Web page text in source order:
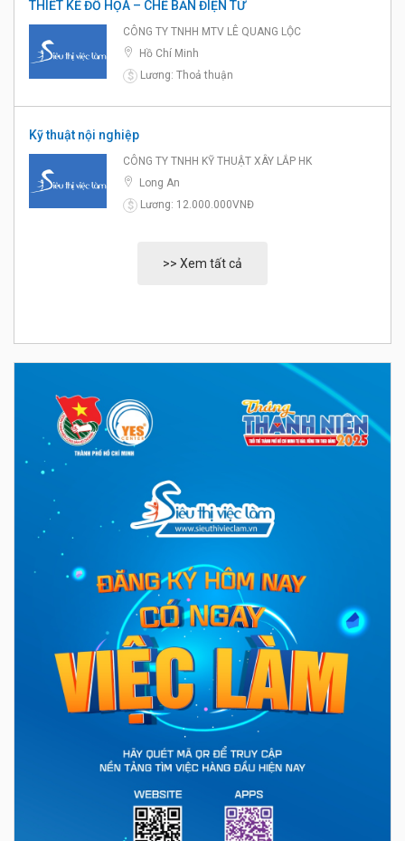
THIẾT KẾ ĐỒ HỌA – CHẾ BẢN ĐIỆN TỬ
CÔNG TY TNHH MTV LÊ QUANG LỘC
Hồ Chí Minh
$
Lương: Thoả thuận
Kỹ thuật nội nghiệp
CÔNG TY TNHH KỸ THUẬT XÂY LẮP HK
Long An
$
Lương: 12.000.000VNĐ
>> Xem tất cả